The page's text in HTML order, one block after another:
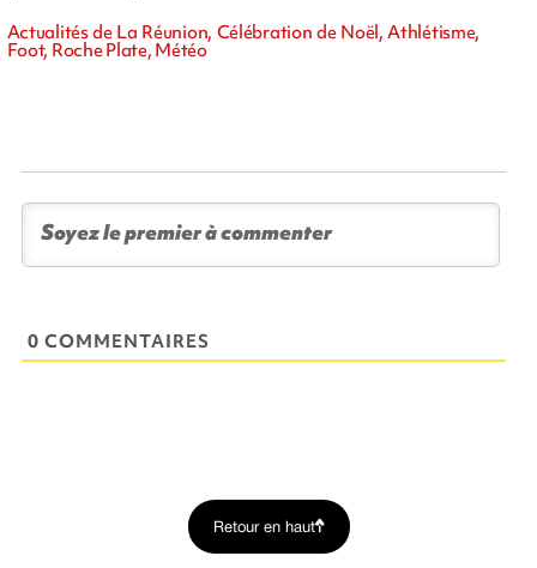
Actualités de La Réunion, Célébration de Noël, Athlétisme,
Foot, Roche Plate, Météo
0 COMMENTAIRES
Retour en haut